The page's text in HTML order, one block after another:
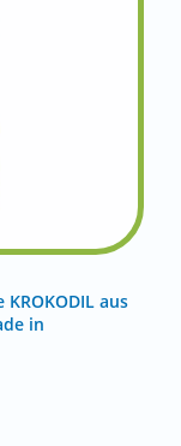
aus
in